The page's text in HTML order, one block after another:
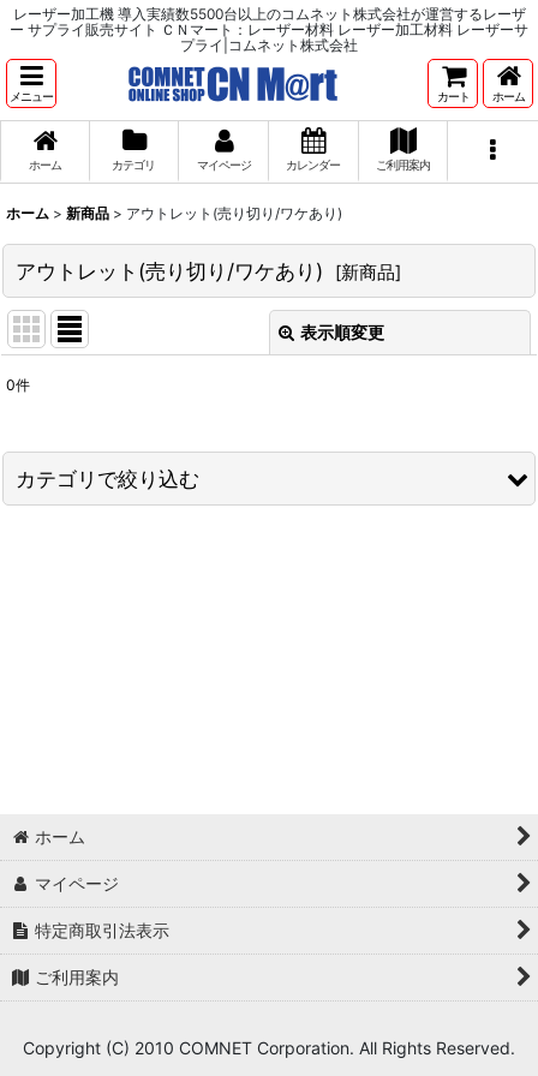
レーザー加工機 導入実績数5500台以上のコムネット株式会社が運営するレーザ
ー サプライ販売サイト ＣＮマート：レーザー材料 レーザー加工材料 レーザーサ
プライ|コムネット株式会社
メニュー カート ホーム
ホーム カテゴリ マイページ カレンダー ご利用案内
ホーム > 新商品 > アウトレット(売り切り/ワケあり)
アウトレット(売り切り/ワケあり) [新商品]
表示順変更
表示数:
0件
カテゴリで絞り込む
ホーム
マイページ
特定商取引法表示
ご利用案内
Copyright (C) 2010 COMNET Corporation. All Rights Reserved.